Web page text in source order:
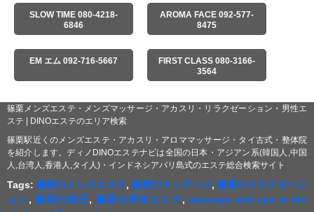
SLOW TIME 080-4218-
6846
AROMA FACE 092-577-
8475
EM エム 092-716-5667
FIRST CLASS 080-3166-
3564
篠栗メンズエステ・メンズマッサージ・アカスリ・リラクゼーション・男性エ
ステ | DINOエステのエリア検索
篠栗駅近くのメンズエステ・アカスリ・アロママッサージ・タイ古式・整体院
を紹介します。ディノDINOエステナビは全国の日本・アジアン系(韓国人,中国
人,台湾人,香港人,タイ人)・インドネシアバリ島式のエステ総合検索サイト
Tags:篠栗のメンズエステ,篠栗のマッサージ,篠栗のリラクゼーシ
ョン,篠栗の指圧, 篠栗の男性エステ, massage and spa in the